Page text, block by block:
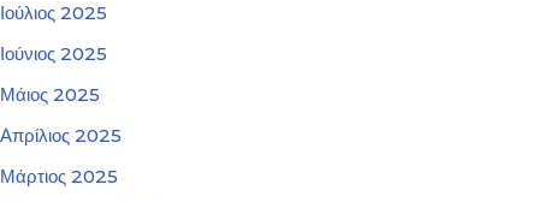
Ιούλιος 2025
Ιούνιος 2025
Μάιος 2025
Απρίλιος 2025
Μάρτιος 2025